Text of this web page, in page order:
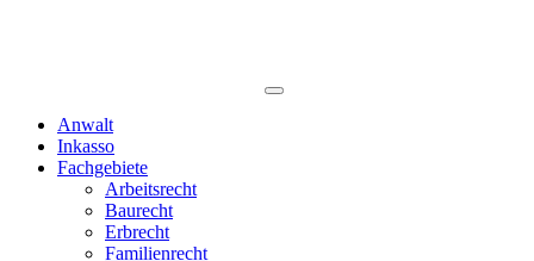
Anwalt
Inkasso
Fachgebiete
Arbeitsrecht
Baurecht
Erbrecht
Familienrecht